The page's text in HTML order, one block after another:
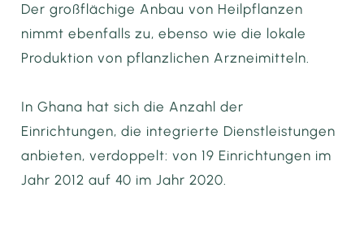
Der großflächige Anbau von Heilpflanzen
nimmt ebenfalls zu, ebenso wie die lokale
Produktion von pflanzlichen Arzneimitteln.
In Ghana hat sich die Anzahl der
Einrichtungen, die integrierte Dienstleistungen
anbieten, verdoppelt: von 19 Einrichtungen im
Jahr 2012 auf 40 im Jahr 2020.